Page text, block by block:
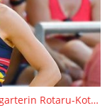
WM Tag 2 | Weitsprung-Bronze für Stuttgarterin Rotaru-Kottmann